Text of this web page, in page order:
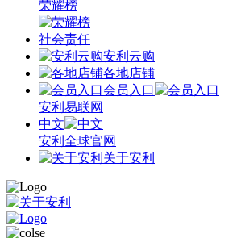
荣耀榜
社会责任
安利云购
各地店铺
会员入口
安利易联网
中文
安利全球官网
关于安利